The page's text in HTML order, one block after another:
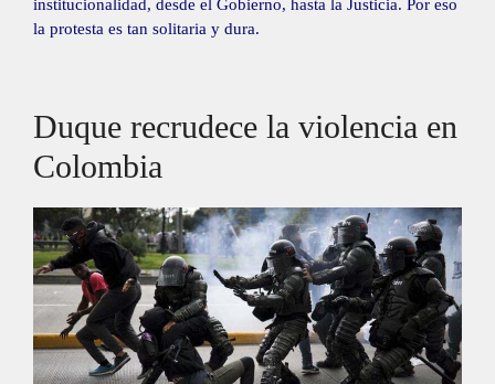
institucionalidad, desde el Gobierno, hasta la Justicia. Por eso
la protesta es tan solitaria y dura.
Duque recrudece la violencia en
Colombia